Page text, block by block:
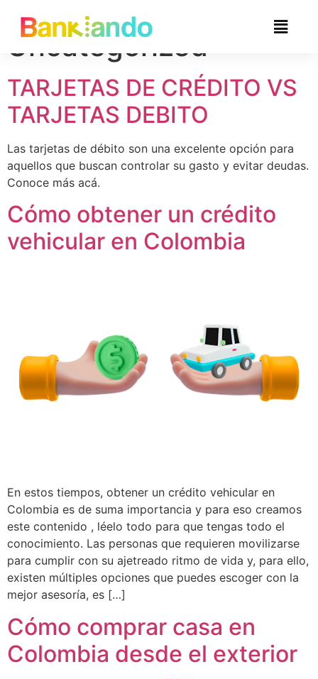
Categoría:
Uncategorized
TARJETAS DE CRÉDITO VS
TARJETAS DEBITO
Las tarjetas de débito son una excelente opción para
aquellos que buscan controlar su gasto y evitar deudas.
Conoce más acá.
Cómo obtener un crédito
vehicular en Colombia
En estos tiempos, obtener un crédito vehicular en
Colombia es de suma importancia y para eso creamos
este contenido , léelo todo para que tengas todo el
conocimiento. Las personas que requieren movilizarse
para cumplir con su ajetreado ritmo de vida y, para ello,
existen múltiples opciones que puedes escoger con la
mejor asesoría, es […]
Cómo comprar casa en
Colombia desde el exterior